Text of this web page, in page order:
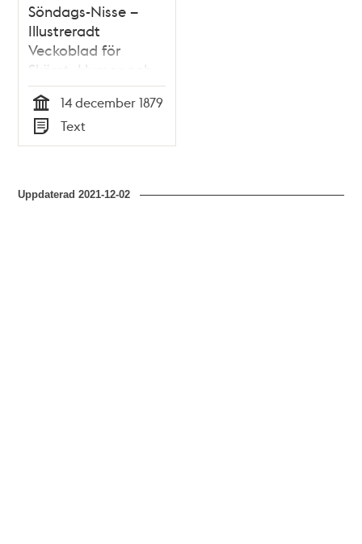
Söndags-Nisse –
Illustreradt
Veckoblad för
Skämt, Humor och
Satir nr 50, den 14
december 1879
Tid
14 december 1879
Typ
Text
Uppdaterad2021-12-02